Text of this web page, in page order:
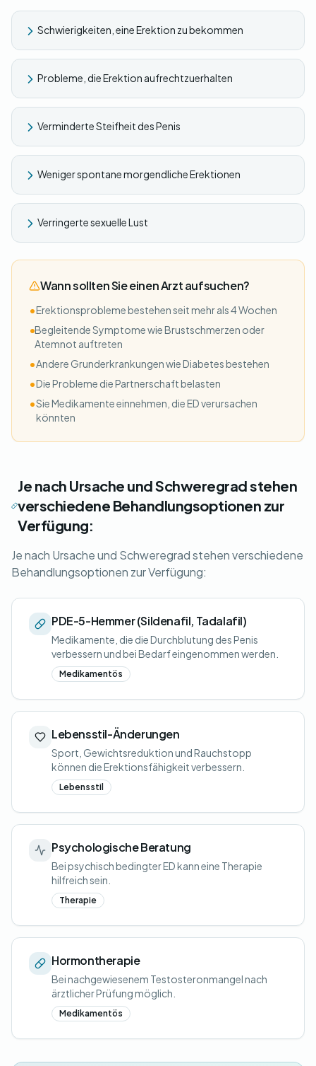
Schwierigkeiten, eine Erektion zu bekommen
Probleme, die Erektion aufrechtzuerhalten
Verminderte Steifheit des Penis
Weniger spontane morgendliche Erektionen
Verringerte sexuelle Lust
Wann sollten Sie einen Arzt aufsuchen?
•Erektionsprobleme bestehen seit mehr als 4 Wochen
•Begleitende Symptome wie Brustschmerzen oder
Atemnot auftreten
•Andere Grunderkrankungen wie Diabetes bestehen
•Die Probleme die Partnerschaft belasten
•Sie Medikamente einnehmen, die ED verursachen
könnten
Je nach Ursache und Schweregrad stehen
verschiedene Behandlungsoptionen zur
Verfügung:
Je nach Ursache und Schweregrad stehen verschiedene
Behandlungsoptionen zur Verfügung:
PDE-5-Hemmer (Sildenafil, Tadalafil)
Medikamente, die die Durchblutung des Penis
verbessern und bei Bedarf eingenommen werden.
Medikamentös
Lebensstil-Änderungen
Sport, Gewichtsreduktion und Rauchstopp
können die Erektionsfähigkeit verbessern.
Lebensstil
Psychologische Beratung
Bei psychisch bedingter ED kann eine Therapie
hilfreich sein.
Therapie
Hormontherapie
Bei nachgewiesenem Testosteronmangel nach
ärztlicher Prüfung möglich.
Medikamentös